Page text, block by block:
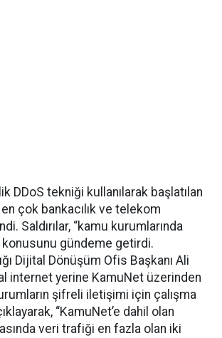
DDoS tekniği kullanılarak başlatılan
çok bankacılık ve telekom
Saldırılar, “kamu kurumlarında
gündeme getirdi.
Dijital Dönüşüm Ofis Başkanı Ali
internet yerine KamuNet üzerinden
şifreli iletişimi için çalışma
“KamuNet’e dahil olan
veri trafiği en fazla olan iki